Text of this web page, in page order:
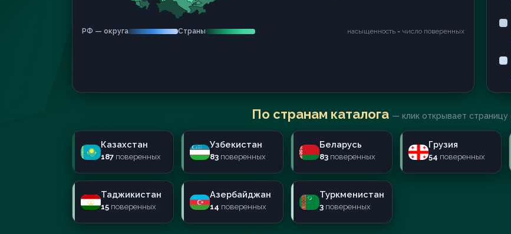
РФ — округа Страны насыщенность = число поверенных
По странам каталога — клик открывает страницу
Казахстан
187 поверенных
Узбекистан
83 поверенных
Беларусь
83поверенных
Грузия
54 поверенных
Таджикистан
15 поверенных
Азербайджан
14 поверенных
Туркменистан
3поверенных